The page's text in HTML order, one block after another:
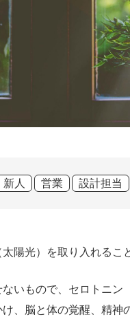
人 営業 設計担当
陽光）を取り入れるこ
いもので、セロトニ
、脳と体の覚醒、精神